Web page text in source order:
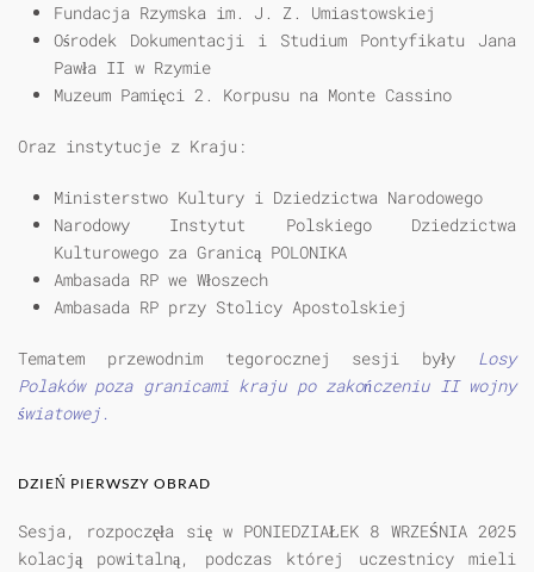
Fundacja Rzymska im. J. Z. Umiastowskiej
Ośrodek Dokumentacji i Studium Pontyfikatu Jana
Pawła II w Rzymie
Muzeum Pamięci 2. Korpusu na Monte Cassino
Oraz instytucje z Kraju:
Ministerstwo Kultury i Dziedzictwa Narodowego
Narodowy Instytut Polskiego Dziedzictwa
Kulturowego za Granicą POLONIKA
Ambasada RP we Włoszech
Ambasada RP przy Stolicy Apostolskiej
Tematem przewodnim tegorocznej sesji były Losy
Polaków poza granicami kraju po zakończeniu II wojny
światowej.
DZIEŃ PIERWSZY OBRAD
Sesja, rozpoczęła się w PONIEDZIAŁEK 8 WRZEŚNIA 2025
kolacją powitalną, podczas której uczestnicy mieli